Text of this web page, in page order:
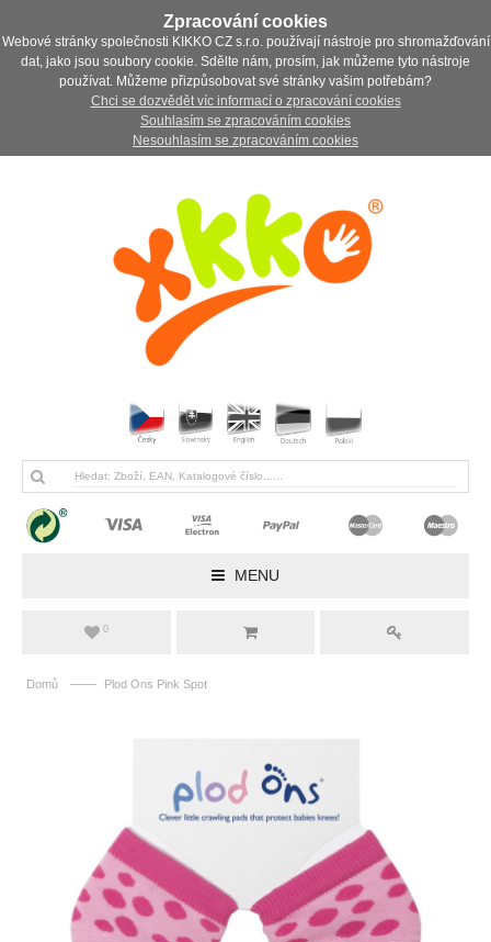
Zpracování cookies
Webové stránky společnosti KIKKO CZ s.r.o. používají nástroje pro shromažďování
dat, jako jsou soubory cookie. Sdělte nám, prosím, jak můžeme tyto nástroje
používat. Můžeme přizpůsobovat své stránky vašim potřebám?
Chci se dozvědět víc informací o zpracování cookies
Souhlasím se zpracováním cookies
Nesouhlasím se zpracováním cookies
MENU
0
Domů —— Plod Ons Pink Spot